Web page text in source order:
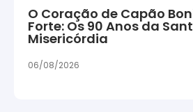
O Coração de Capão
Forte: Os 90 Anos da
Misericórdia
06/08/2026